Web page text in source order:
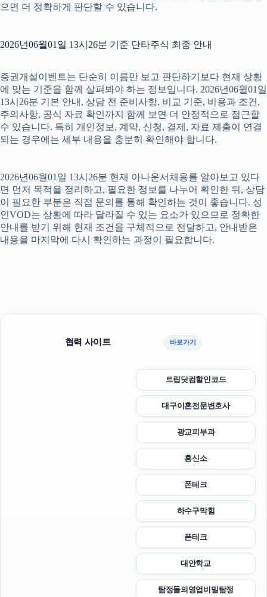
으면 더 정확하게 판단할 수 있습니다.
2026년06월01일 13시26분 기준 단타주식 최종 안내
증권개설이벤트는 단순히 이름만 보고 판단하기보다 현재 상황
에 맞는 기준을 함께 살펴봐야 하는 정보입니다. 2026년06월01일
13시26분 기본 안내, 상담 전 준비사항, 비교 기준, 비용과 조건,
주의사항, 공식 자료 확인까지 함께 보면 더 안정적으로 접근할
수 있습니다. 특히 개인정보, 계약, 신청, 결제, 자료 제출이 연결
되는 경우에는 세부 내용을 충분히 확인해야 합니다.
2026년06월01일 13시26분 현재 아나운서채용를 알아보고 있다
면 먼저 목적을 정리하고, 필요한 정보를 나누어 확인한 뒤, 상담
이 필요한 부분은 직접 문의를 통해 확인하는 것이 좋습니다. 성
인VOD는 상황에 따라 달라질 수 있는 요소가 있으므로 정확한
안내를 받기 위해 현재 조건을 구체적으로 전달하고, 안내받은
내용을 마지막에 다시 확인하는 과정이 필요합니다.
협력 사이트 바로가기
트립닷컴할인코드
대구이혼전문변호사
광교피부과
흥신소
폰테크
하수구막힘
폰테크
대안학교
탐정들의영업비밀탐정